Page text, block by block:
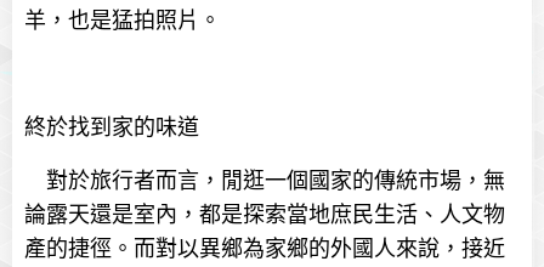
羊，也是猛拍照片。
終於找到家的味道
對於旅行者而言，閒逛一個國家的傳統市場，無
論露天還是室內，都是探索當地庶民生活、人文物
產的捷徑。而對以異鄉為家鄉的外國人來說，接近